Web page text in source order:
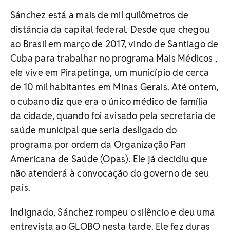
Sánchez está a mais de mil quilômetros de
distância da capital federal. Desde que chegou
ao Brasil em março de 2017, vindo de Santiago de
Cuba para trabalhar no programa Mais Médicos ,
ele vive em Pirapetinga, um município de cerca
de 10 mil habitantes em Minas Gerais. Até ontem,
o cubano diz que era o único médico de família
da cidade, quando foi avisado pela secretaria de
saúde municipal que seria desligado do
programa por ordem da Organização Pan
Americana de Saúde (Opas). Ele já decidiu que
não atenderá à convocação do governo de seu
país.
Indignado, Sánchez rompeu o silêncio e deu uma
entrevista ao GLOBO nesta tarde. Ele fez duras